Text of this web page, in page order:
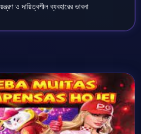
ও দায়িত্বশীল ব্যবহারের ভাবনা